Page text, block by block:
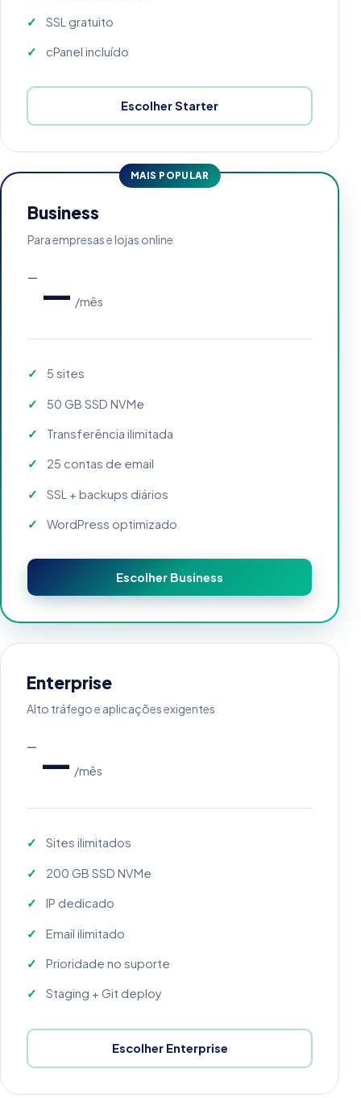
SSL gratuito
cPanel incluído
Escolher Starter
MAIS POPULAR
Business
Para empresas e lojas online
— — /mês
5 sites
50 GB SSD NVMe
Transferência ilimitada
25 contas de email
SSL + backups diários
WordPress optimizado
Escolher Business
Enterprise
Alto tráfego e aplicações exigentes
— — /mês
Sites ilimitados
200 GB SSD NVMe
IP dedicado
Email ilimitado
Prioridade no suporte
Staging + Git deploy
Escolher Enterprise